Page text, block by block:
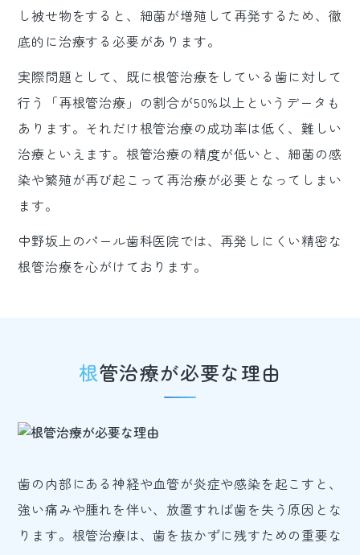
し被せ物をすると、細菌が増殖して再発するため、徹
底的に治療する必要があります。
実際問題として、既に根管治療をしている歯に対して
行う「再根管治療」の割合が50%以上というデータも
あります。それだけ根管治療の成功率は低く、難しい
治療といえます。根管治療の精度が低いと、細菌の感
染や繁殖が再び起こって再治療が必要となってしまい
ます。
中野坂上のパール歯科医院では、再発しにくい精密な
根管治療を心がけております。
根管治療が必要な理由
歯の内部にある神経や血管が炎症や感染を起こすと、
強い痛みや腫れを伴い、放置すれば歯を失う原因とな
ります。根管治療は、歯を抜かずに残すための重要な